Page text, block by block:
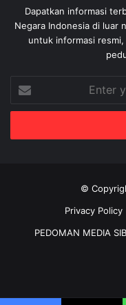
Dapatkan informasi
Negara Indonesia di luar
untuk informasi
Enter
your
Email
©
Privacy Policy
PEDOMAN MEDIA